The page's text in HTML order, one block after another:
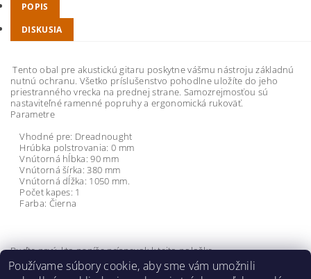
POPIS
DISKUSIA
Tento obal pre akustickú gitaru poskytne vášmu nástroju základnú
nutnú ochranu. Všetko príslušenstvo pohodlne uložíte do jeho
priestranného vrecka na prednej strane. Samozrejmosťou sú
nastaviteľné ramenné popruhy a ergonomická rukoväť.
Parametre
Vhodné pre: Dreadnought
Hrúbka polstrovania: 0 mm
Vnútorná hĺbka: 90 mm
Vnútorná šírka: 380 mm
Vnútorná dĺžka: 1050 mm.
Počet kapes: 1
Farba: Čierna
Buďte prvý, kto napíše príspevok k tejto položke.
Používame súbory cookie, aby sme vám umožnili